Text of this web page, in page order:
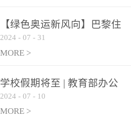
【绿色奥运新风向】巴黎住
宿风波：优吸环保共建健康
绿色家居
2024 - 07 - 31
MORE >
学校假期将至 | 教育部办公
厅关于加强学校新建校舍室
内空气质量管理通知
2024 - 07 - 10
MORE >